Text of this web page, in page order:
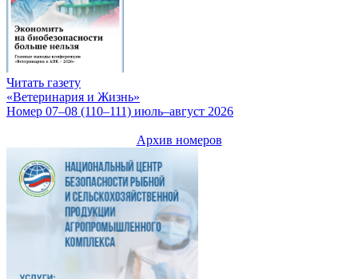
Читать газету
«Ветеринария и Жизнь»
Номер 07–08 (110–111) июль–август 2026
Архив номеров